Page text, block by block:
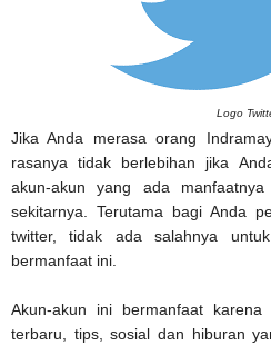
Logo
Jika Anda merasa orang
rasanya tidak berlebihan jika
akun-akun yang ada
sekitarnya. Terutama bagi Anda
twitter, tidak ada salahnya
bermanfaat ini.
Akun-akun ini bermanfaat karena
terbaru, tips, sosial dan hiburan